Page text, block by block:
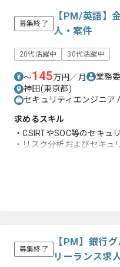
募集終了
【PM/英語】
人・案件
20代活躍中 30代活躍中
〜145万円／月 業務
神田(東京都)
セキュリティエンジニア
求めるスキル
・CSIRTやSOC等のセキュ
・リスク分析およびセキュ
募集終了
【PM】銀行
リーランス求